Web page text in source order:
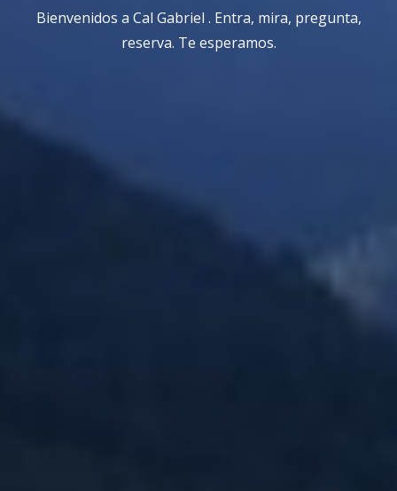
Bienvenidos a Cal Gabriel . Entra, mira, pregunta,
reserva. Te esperamos.